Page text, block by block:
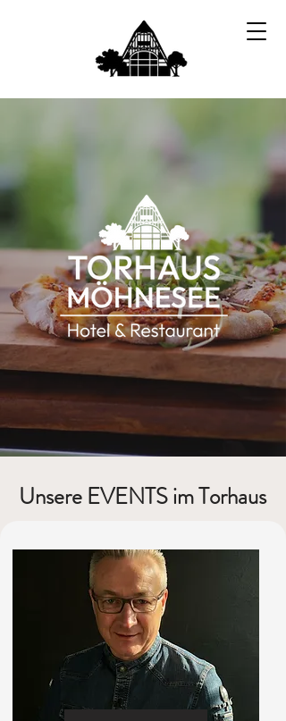
Unsere EVENTS im Torhaus